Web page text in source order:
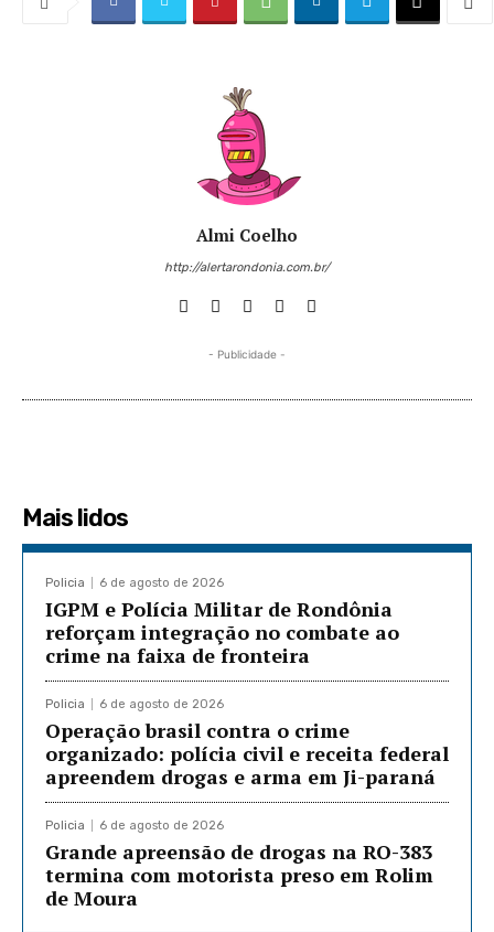
Almi Coelho
http://alertarondonia.com.br/
- Publicidade -
Mais lidos
Policia 6 de agosto de 2026
IGPM e Polícia Militar de Rondônia
reforçam integração no combate ao
crime na faixa de fronteira
Policia 6 de agosto de 2026
Operação brasil contra o crime
organizado: polícia civil e receita federal
apreendem drogas e arma em Ji-paraná
Policia 6 de agosto de 2026
Grande apreensão de drogas na RO-383
termina com motorista preso em Rolim
de Moura